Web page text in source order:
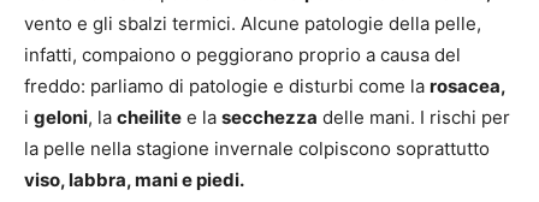
vento e gli sbalzi termici. Alcune patologie della pelle,
infatti, compaiono o peggiorano proprio a causa del
freddo: parliamo di patologie e disturbi come la rosacea,
i geloni, la cheilite e la secchezza delle mani. I rischi per
la pelle nella stagione invernale colpiscono soprattutto
viso, labbra, mani e piedi.